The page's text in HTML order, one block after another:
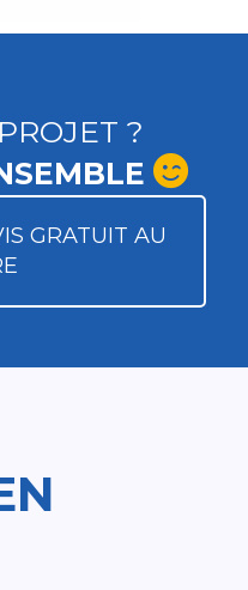
?
GRATUIT AU